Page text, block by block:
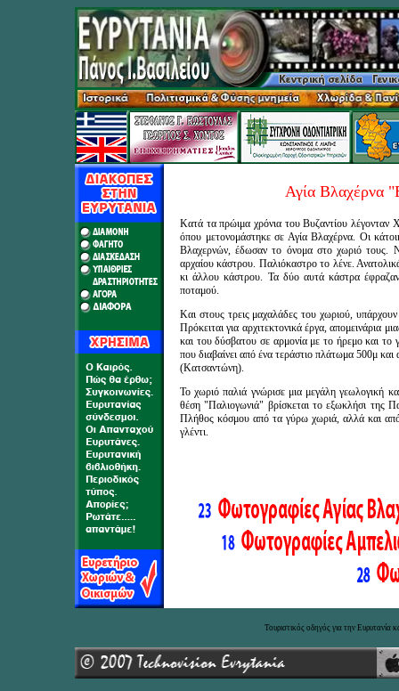
Αγία Βλαχέρνα
Κατά τα πρώιμα χρόνια του Βυζαντίου
όπου μετονομάστηκε σε Αγία Βλαχέρνα. Οι
Βλαχερνών, έδωσαν το όνομα στο χωριό τους.
αρχαίου κάστρου. Παλιόκαστρο το λένε.
κι άλλου κάστρου. Τα δύο αυτά κάστρα
ποταμού.
Και στους τρεις μαχαλάδες του χωριού,
Πρόκειται για αρχιτεκτονικά έργα, απομεινάρια
και του δύσβατου σε αρμονία με το ήρεμο και
που διαβαίνει από ένα τεράστιο πλάτωμα 500μ
(Κατσαντώνη).
Το χωριό παλιά γνώρισε μια μεγάλη
θέση "Παλιογωνιά" βρίσκεται το εξωκλήσι της
Πλήθος κόσμου από τα γύρω χωριά, αλλά και από
γλέντι.
Τουριστικός οδηγός για την